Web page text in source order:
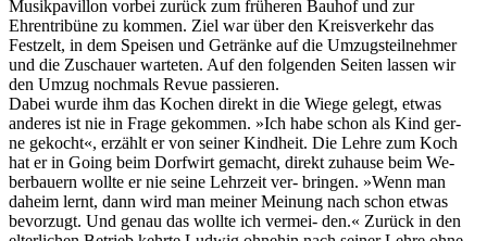
Musikpavillon vorbei zurück zum früheren Bauhof und zur
Ehrentribüne zu kommen. Ziel war über den Kreisverkehr das
Festzelt, in dem Speisen und Getränke auf die Umzugsteilnehmer
und die Zuschauer warteten. Auf den folgenden Seiten lassen wir
den Umzug nochmals Revue passieren.
Dabei wurde ihm das Kochen direkt in die Wiege gelegt, etwas
anderes ist nie in Frage gekommen. »Ich habe schon als Kind ger-
ne gekocht«, erzählt er von seiner Kindheit. Die Lehre zum Koch
hat er in Going beim Dorfwirt gemacht, direkt zuhause beim We-
berbauern wollte er nie seine Lehrzeit ver- bringen. »Wenn man
daheim lernt, dann wird man meiner Meinung nach schon etwas
bevorzugt. Und genau das wollte ich vermei- den.« Zurück in den